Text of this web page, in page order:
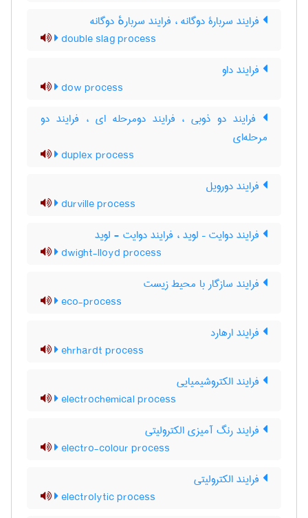
فرایند سربارۀ دوگانه ، فرایند سربارهٔ دوگانه
double slag process
فرایند داو
dow process
فرایند دو ذوبی ، فرایند دومرحله ای ، فرایند دو
مرحله‌ای
duplex process
فرایند دورویل
durville process
فرایند دوایت – لوید ، فرایند دوایت - لوید
dwight-lloyd process
فرایند سازگار با محیط زیست
eco-process
فرایند ارهارد
ehrhardt process
فرایند الکتروشیمیایی
electrochemical process
فرایند رنگ آمیزی الکترولیتی
electro-colour process
فرایند الکترولیتی
electrolytic process